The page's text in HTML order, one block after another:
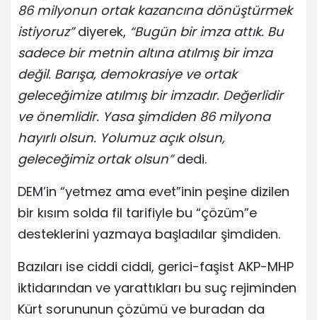
86 milyonun ortak kazancına dönüştürmek
istiyoruz”diyerek, “Bugün bir imza attık. Bu
sadece bir metnin altına atılmış bir imza
değil. Barışa, demokrasiye ve ortak
geleceğimize atılmış bir imzadır. Değerlidir
ve önemlidir. Yasa şimdiden 86 milyona
hayırlı olsun. Yolumuz açık olsun,
geleceğimiz ortak olsun”dedi.
DEM’in “yetmez ama evet”inin peşine dizilen
bir kısım solda fil tarifiyle bu “çözüm”e
desteklerini yazmaya başladılar şimdiden.
Bazıları ise ciddi ciddi, gerici-faşist AKP-MHP
iktidarından ve yarattıkları bu suç rejiminden
Kürt sorununun çözümü ve buradan da